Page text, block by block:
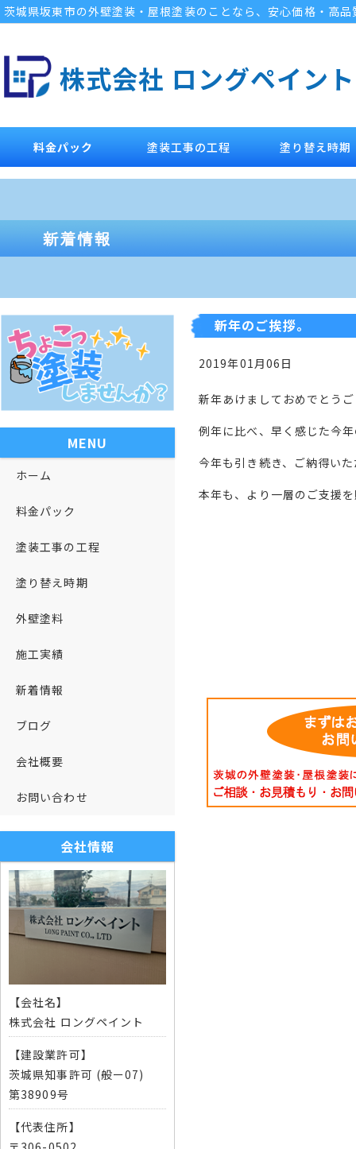
茨城県坂東市の外壁塗装・屋根塗装のことなら、安心価格・高
株式会社 ロングペイント
料金パック 塗装工事の工程 塗り替え時期
新年のご挨拶。
2019年01月06日
新年あけましておめでとう
例年に比べ、早く感じた今
今年も引き続き、ご納得い
本年も、より一層のご支援
MENU
ホーム
料金パック
塗装工事の工程
塗り替え時期
外壁塗料
施工実績
新着情報
ブログ
会社概要
お問い合わせ
会社情報
【会社名】
株式会社 ロングペイント
【建設業許可】
茨城県知事許可 (般ー07)
第38909号
【代表住所】